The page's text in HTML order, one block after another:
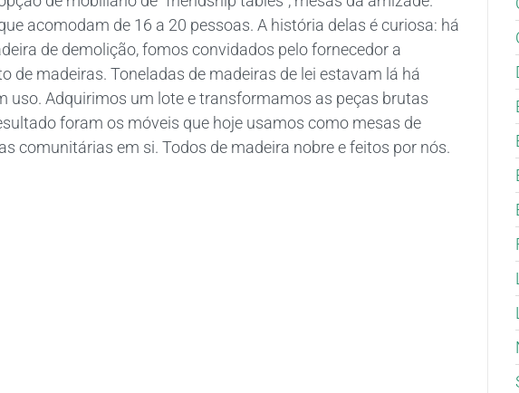
acomodam de 16 a 20 pessoas. A história delas é curiosa: há
de demolição, fomos convidados pelo fornecedor a
de madeiras. Toneladas de madeiras de lei estavam lá há
uso. Adquirimos um lote e transformamos as peças brutas
foram os móveis que hoje usamos como mesas de
comunitárias em si. Todos de madeira nobre e feitos por nós.